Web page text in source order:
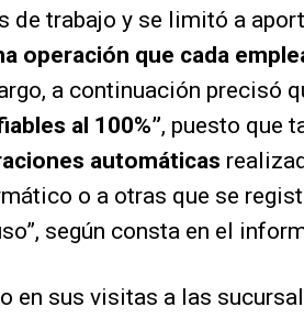
de trabajo y se limitó a
operación que cada
a continuación precisó
al 100%”, puesto que
automáticas
o a otras que se
según consta en el
en sus visitas a las